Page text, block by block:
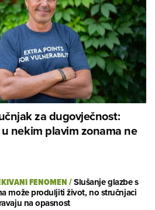
za dugovječnost:
nekim plavim zonama ne
FENOMEN/Slušanje glazbe s
može produljiti život, no stručnjaci
na opasnost